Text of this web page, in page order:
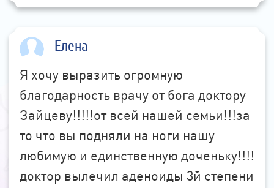
Елена
Я хочу выразить огромную
благодарность врачу от бога доктору
Зайцеву!!!!!от всей нашей семьи!!!за
то что вы подняли на ноги нашу
любимую и единственную доченьку!!!!
доктор вылечил аденоиды 3й степени